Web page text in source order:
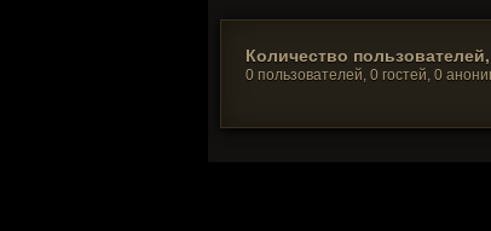
Количество
0 пользователей, 0 гостей, 0